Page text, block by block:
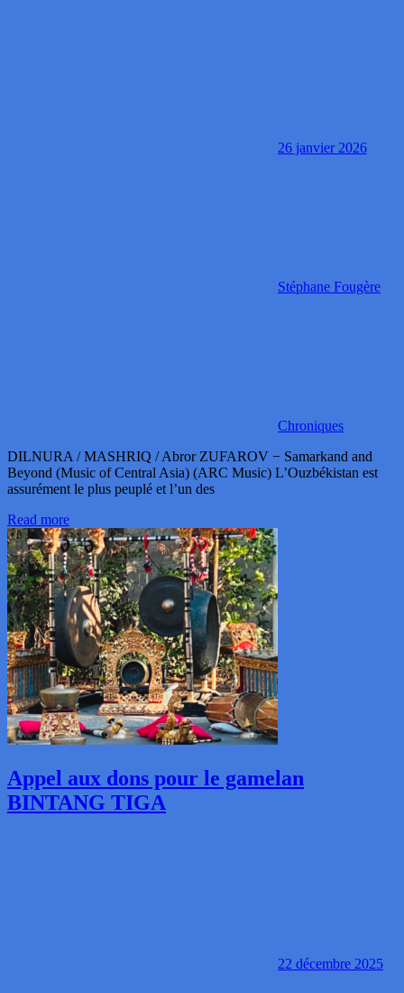
26 janvier 2026
Stéphane Fougère
Chroniques
DILNURA / MASHRIQ / Abror ZUFAROV − Samarkand and
Beyond (Music of Central Asia) (ARC Music) L’Ouzbékistan est
assurément le plus peuplé et l’un des
Read more
Appel aux dons pour le gamelan
BINTANG TIGA
22 décembre 2025